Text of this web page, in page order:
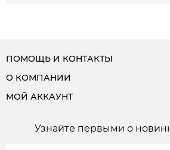
ПОМОЩЬ И КОНТАКТЫ
О КОМПАНИИ
МОЙ АККАУНТ
Узнайте первыми о